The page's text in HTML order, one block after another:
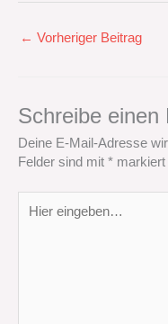
← Vorheriger Beitrag
Schreibe einen
Deine E-Mail-Adresse
Felder sind mit * markiert
eingeben…